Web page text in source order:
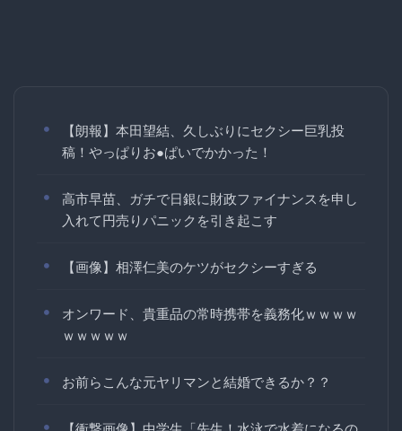
【朗報】本田望結、久しぶりにセクシー巨乳投
稿！やっぱりお●ぱいでかかった！
高市早苗、ガチで日銀に財政ファイナンスを申し
入れて円売りパニックを引き起こす
【画像】相澤仁美のケツがセクシーすぎる
オンワード、貴重品の常時携帯を義務化ｗｗｗｗ
ｗｗｗｗｗ
お前らこんな元ヤリマンと結婚できるか？？